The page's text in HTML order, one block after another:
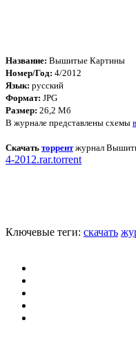
Название: Вышитые Картины
Номер/Год: 4/2012
Язык: русский
Формат: JPG
Размер: 26,2 Мб
В журнале представлены схемы
Скачать торрентжурнал
4-2012.rar.torrent
Ключевые теги: скачать